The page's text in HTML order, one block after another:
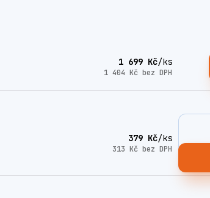
1 699 Kč/ks
1 404 Kč bez DPH
379 Kč/ks
313 Kč bez DPH